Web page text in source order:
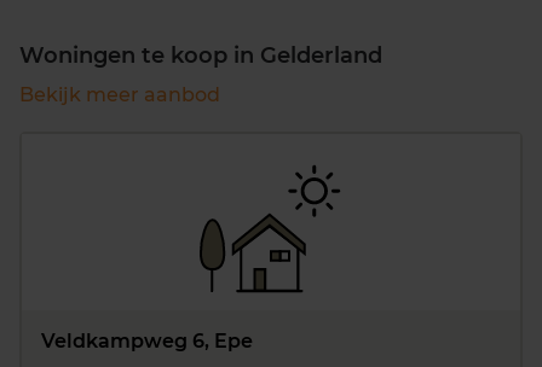
Woningen te koop in Gelderland
Bekijk meer aanbod
Veldkampweg 6, Epe